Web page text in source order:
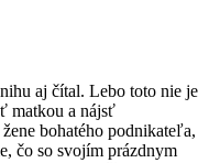
aj čítal. Lebo toto nie je
matkou a nájsť
bohatého podnikateľa,
čo so svojím prázdnym